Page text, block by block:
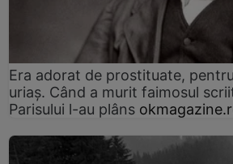
Era adorat de prostituate,
uriaș. Când a murit faimosul
Parisului l-au plâns